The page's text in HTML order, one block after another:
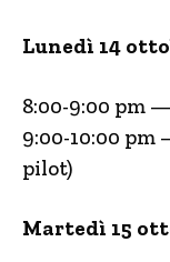
Lunedì 14
8:00-9:00 pm
9:00-10:00 pm
pilot)
Martedì 15